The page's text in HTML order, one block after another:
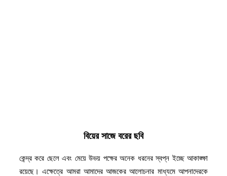
বিয়ের সাজে বরের ছবি
কেন্দ্র করে ছেলে এবং মেয়ে উভয় পক্ষের অনেক ধরনের স্বপ্ন ইচ্ছে আকাঙ্ক্ষা
রয়েছে। এক্ষেত্রে আমরা আমাদের আজকের আলোচনার মাধ্যমে আপনাদেরকে